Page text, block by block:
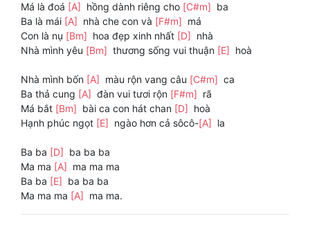
Má là đoá [A] hồng dành riêng cho [C#m] ba
Ba là mái [A] nhà che con và [F#m] má
Con là nụ [Bm] hoa đẹp xinh nhất [D] nhà
Nhà mình yêu [Bm] thương sống vui thuận [E] hoà
Nhà mình bốn [A] màu rộn vang câu [C#m] ca
Ba thả cung [A] đàn vui tươi rộn [F#m] rã
Má bắt [Bm] bài ca con hát chan [D] hoà
Hạnh phúc ngọt [E] ngào hơn cả sôcô-[A] la
Ba ba [D] ba ba ba
Ma ma [A] ma ma ma
Ba ba [E] ba ba ba
Ma ma ma [A] ma ma.